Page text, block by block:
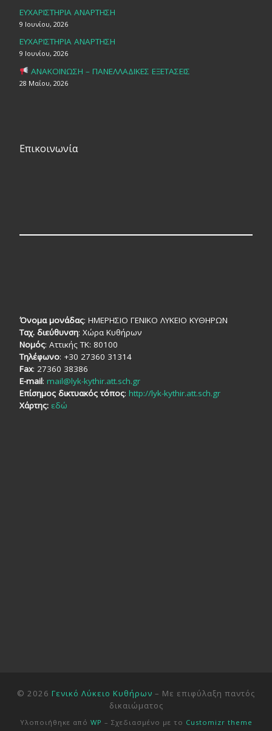
ΕΥΧΑΡΙΣΤΗΡΙΑ ΑΝΑΡΤΗΣΗ
9 Ιουνίου, 2026
ΕΥΧΑΡΙΣΤΗΡΙΑ ΑΝΑΡΤΗΣΗ
9 Ιουνίου, 2026
ΑΝΑΚΟΙΝΩΣΗ – ΠΑΝΕΛΛΑΔΙΚΕΣ ΕΞΕΤΑΣΕΙΣ
28 Μαΐου, 2026
Επικοινωνία
Όνομα μονάδας: ΗΜΕΡΗΣΙΟ ΓΕΝΙΚΟ ΛΥΚΕΙΟ ΚΥΘΗΡΩΝ
Ταχ. διεύθυνση: Χώρα Κυθήρων
Νομός: Αττικής TK: 80100
Τηλέφωνο: +30 27360 31314
Fax: 27360 38386
E-mail: mail@lyk-kythir.att.sch.gr
Επίσημος δικτυακός τόπος: http://lyk-kythir.att.sch.gr
Χάρτης: εδώ
© 2026 Γενικό Λύκειο Κυθήρων – Με επιφύλαξη παντός
δικαιώματος
Υλοποιήθηκε από WP – Σχεδιασμένο με το Customizr theme